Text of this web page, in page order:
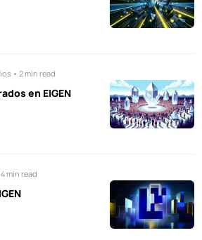
• 2 min read
en EIGEN
min read